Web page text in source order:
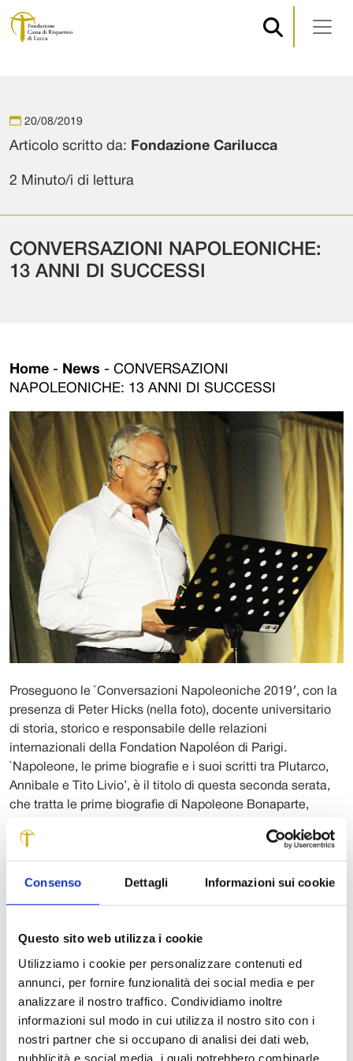
Consenso Dettagli Informazioni sui cookie
Questo sito web utilizza i cookie
Utilizziamo i cookie per personalizzare contenuti ed
annunci, per fornire funzionalità dei social media e per
analizzare il nostro traffico. Condividiamo inoltre
informazioni sul modo in cui utilizza il nostro sito con i
nostri partner che si occupano di analisi dei dati web,
pubblicità e social media, i quali potrebbero combinarle
Navigazione principale
20/08/2019
Articolo scritto da: Fondazione Carilucca
2 Minuto/i di lettura
CONVERSAZIONI NAPOLEONICHE:
13 ANNI DI SUCCESSI
Home - News - CONVERSAZIONI
NAPOLEONICHE: 13 ANNI DI SUCCESSI
Proseguono le `Conversazioni Napoleoniche 2019′, con la
presenza di Peter Hicks (nella foto), docente universitario
di storia, storico e responsabile delle relazioni
internazionali della Fondation Napoléon di Parigi.
`Napoleone, le prime biografie e i suoi scritti tra Plutarco,
Annibale e Tito Livio’, è il titolo di questa seconda serata,
che tratta le prime biografie di Napoleone Bonaparte,
ancora molto poco studiate. Pubblicate in un paese
nemico, questi testi furono considerati di parte senza
neppure essere consultati.
dall’Imperatore a Sant’Elena, perché sospettati di essere
scritti rivelano la sua passione per le vite parallele di
Plutarco, la sua conoscenza profonda di `Ab urbe condita’
di Tito Livio, la sua ammirazione per Annibale, questo
generale cartaginese così brillante e vittorioso a neppure
ventisei anni. Gli incontri proseguono anche domani sera,